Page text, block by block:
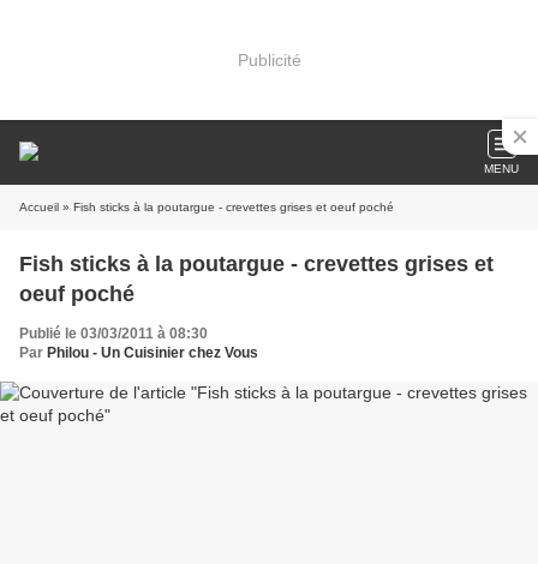
Publicité
MENU
Accueil » Fish sticks à la poutargue - crevettes grises et oeuf poché
Fish sticks à la poutargue - crevettes grises et
oeuf poché
Publié le 03/03/2011 à 08:30
Par Philou - Un Cuisinier chez Vous